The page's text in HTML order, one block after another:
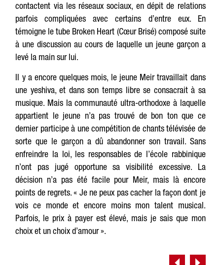
contactent via les réseaux sociaux, en dépit de relations
parfois compliquées avec certains d’entre eux. En
témoigne le tube Broken Heart (Cœur Brisé) composé suite
à une discussion au cours de laquelle un jeune garçon a
levé la main sur lui.
Il y a encore quelques mois, le jeune Meir travaillait dans
une yeshiva, et dans son temps libre se consacrait à sa
musique. Mais la communauté ultra-orthodoxe à laquelle
appartient le jeune n’a pas trouvé de bon ton que ce
dernier participe à une compétition de chants télévisée de
sorte que le garçon a dû abandonner son travail. Sans
enfreindre la loi, les responsables de l’école rabbinique
n’ont pas jugé opportune sa visibilité excessive. La
décision n’a pas été facile pour Meir, mais là encore
points de regrets. « Je ne peux pas cacher la façon dont je
vois ce monde et encore moins mon talent musical.
Parfois, le prix à payer est élevé, mais je sais que mon
choix et un choix d’amour ».